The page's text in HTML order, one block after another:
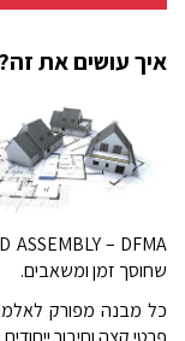
איך עושים את זה?
שחוסך זמן ומשאבים.
כל מבנה מפורק